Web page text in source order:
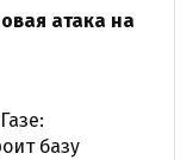
атака на
базу